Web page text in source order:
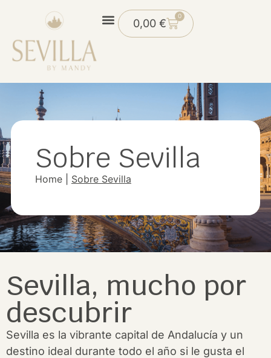
0,00€
0
Sobre Sevilla
Home| Sobre Sevilla
Sevilla, mucho por
descubrir
Sevilla es la vibrante capital de Andalucía y un
destino ideal durante todo el año si le gusta el